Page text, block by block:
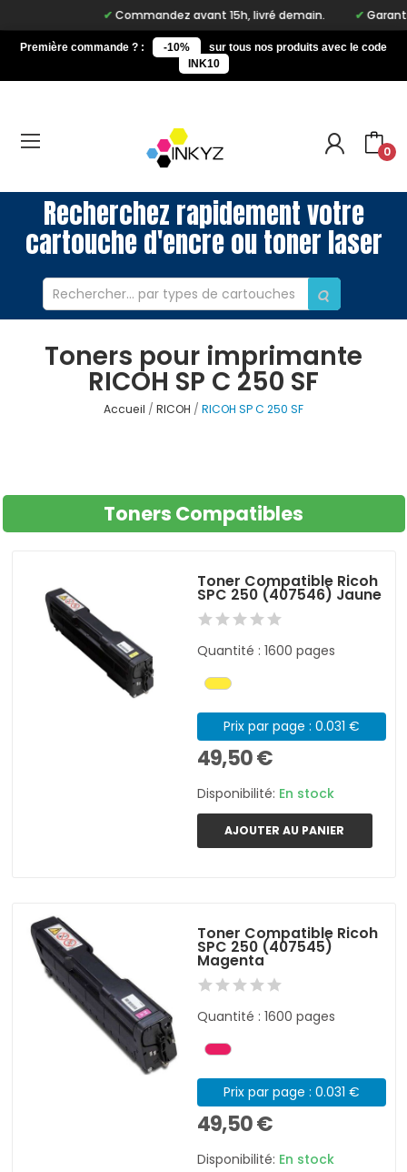
Commandez avant 15h, livré demain.
Première commande ? : -10%
sur tous nos produits avec le code
INK10
0
Recherchez rapidement votre
cartouche d'encre ou toner laser
Toners pour imprimante
RICOH SP C 250 SF
Accueil RICOH RICOH SP C 250 SF
Toners Compatibles
Toner Compatible Ricoh
SPC 250 (407546) Jaune
Quantité : 1600 pages
Prix par page : 0.031 €
49,50 €
Disponibilité: En stock
AJOUTER AU PANIER
Toner Compatible Ricoh
SPC 250 (407545)
Magenta
Quantité : 1600 pages
Prix par page : 0.031 €
49,50 €
Disponibilité: En stock